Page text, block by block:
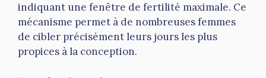
indiquant une fenêtre de fertilité maximale. Ce
mécanisme permet à de nombreuses femmes
de cibler précisément leurs jours les plus
propices à la conception.